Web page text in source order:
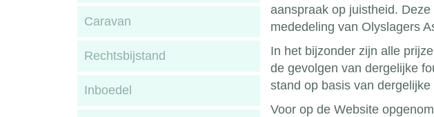
Caravan
Rechtsbijstand
Inboedel
aanspraak op juistheid.
mededeling van Olyslagers
In het bijzonder zijn alle
de gevolgen van dergelijke
stand op basis van dergelijke
Voor op de Website